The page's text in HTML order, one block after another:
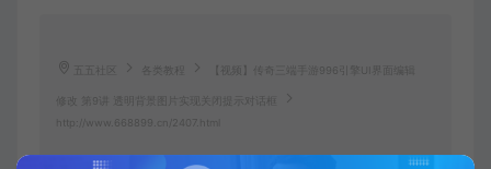
五五社区 各类教程 【视频】传奇三端手游996引擎UI界面编辑
修改 第9讲 透明背景图片实现关闭提示对话框
http://www.668899.cn/2407.html